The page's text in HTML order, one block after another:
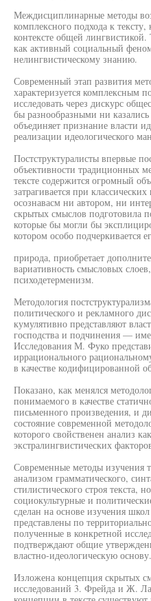
Междисциплинарные методы
комплексного подхода к
контексте общей
как активный социальный
нелингвистическому знанию.
Современный этап развития
характеризуется комплексным
исследовать через дискурс
бы разнообразными ни
объединяет признание власти
реализации идеологического
Постструктуралисты впервые
объективности традиционных
тексте содержится огромный
затрагивается при
осознавасм ни автором, ни
скрытых смыслов подготовила
которые бы могли бы
котором особо подчеркивается
природа, приобретает
вариативность смысловых
психодетерменизм.
Методология
политического и рекламного
кумулятивно представляют
господства и подчинения —
Исследования М. Фуко
иррационального
в качестве кодифицированной
Показано, как менялся
понимаемого в качестве
письменного произведения, и
состояние современной
которого свойственен анализ
экстралингвистических
Современные методы изучения
анализом грамматического,
стилистического строя текста,
социокультурные и
сделан на основе изучения
представлены по
полученные в конкретной
подтверждают общие
властно-идеологическую основу.
Изложена концепция скрытых
исследований 3. Фрейда и Ж.